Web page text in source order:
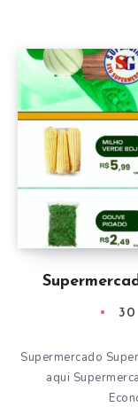
Supermercado
aqui